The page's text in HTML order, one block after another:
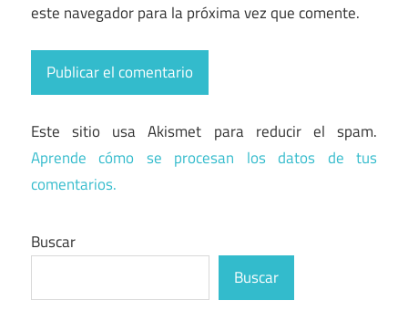
este navegador para la próxima vez que comente.
Este sitio usa Akismet para reducir el spam.
Aprende cómo se procesan los datos de tus
comentarios.
Buscar
Buscar